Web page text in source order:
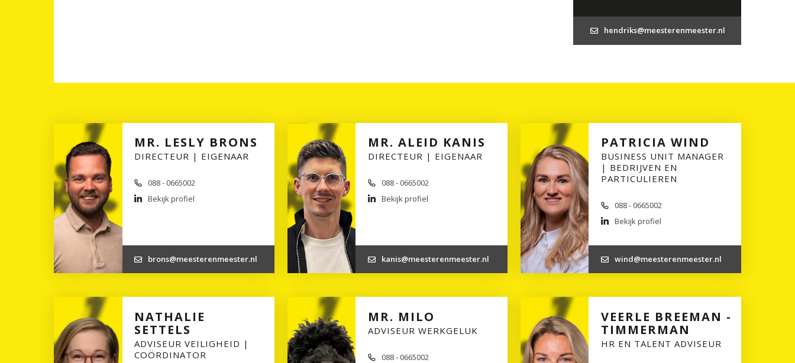
hendriks@meesterenmeester.nl
MR. LESLY BRONS
DIRECTEUR | EIGENAAR
088 - 0665002
Bekijk profiel
brons@meesterenmeester.nl
MR. ALEID KANIS
DIRECTEUR | EIGENAAR
088 - 0665002
Bekijk profiel
kanis@meesterenmeester.nl
PATRICIA WIND
BUSINESS UNIT MANAGER
| BEDRIJVEN EN
PARTICULIEREN
088 - 0665002
Bekijk profiel
wind@meesterenmeester.nl
NATHALIE
SETTELS
ADVISEUR VEILIGHEID |
COÖRDINATOR
MR. MILO
ADVISEUR WERKGELUK
088 - 0665002
VEERLE BREEMAN -
TIMMERMAN
HR EN TALENT ADVISEUR